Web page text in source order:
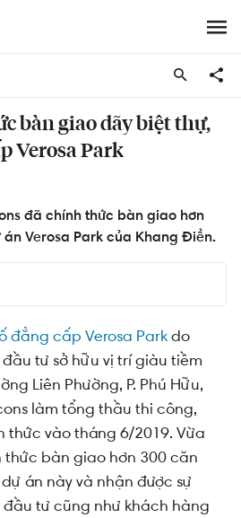
bàn giao dãy biệt thự,
Verosa Park
đã chính thức bàn giao hơn
Verosa Park của Khang Điền.
bảo chất lượng - an tâm pháp
sách khủng: Mua nhà
1.5 tỷ
đẳng cấp Verosa Parkdo
tư sở hữu vị trí giàu tiềm
Liên Phường, P. Phú Hữu,
làm tổng thầu thi công,
thức vào tháng 6/2019. Vừa
thức bàn giao hơn 300 căn
án này và nhận được sự
tư cũng như khách hàng